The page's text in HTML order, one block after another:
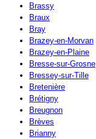
Brassy
Braux
Bray
Brazey-en-Morvan
Brazey-en-Plaine
Bresse-sur-Grosne
Bressey-sur-Tille
Bretenière
Brétigny
Breugnon
Brèves
Brianny